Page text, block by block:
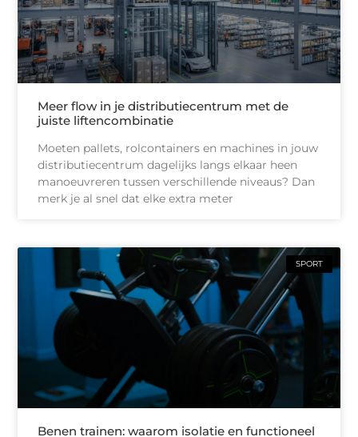
Meer flow in je distributiecentrum met de
juiste liftencombinatie
Moeten pallets, rolcontainers en machines in jouw
distributiecentrum dagelijks langs elkaar heen
manoeuvreren tussen verschillende niveaus? Dan
merk je al snel dat elke extra meter
SPORT
Benen trainen: waarom isolatie en functioneel